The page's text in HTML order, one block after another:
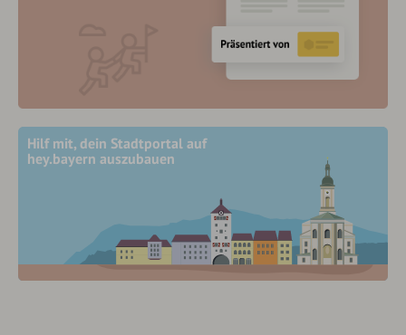
Hilf mit, dein Stadtportal auf
hey.bayern auszubauen